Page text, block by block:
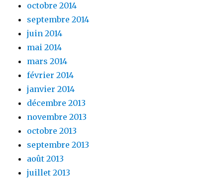
octobre 2014
septembre 2014
juin 2014
mai 2014
mars 2014
février 2014
janvier 2014
décembre 2013
novembre 2013
octobre 2013
septembre 2013
août 2013
juillet 2013